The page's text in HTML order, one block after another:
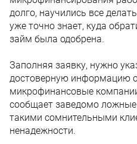
долго, научились все
уже точно знает, куда
займ была одобрена.
Заполняя заявку, нужно
достоверную информацию о
микрофинансовые
сообщает заведомо
такими сомнительными
ненадежности.